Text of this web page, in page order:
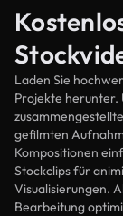
Laden Sie
Projekte
gefilmten
Kompositionen
Stockclips für
Visualisierungen.
Bearbeitung